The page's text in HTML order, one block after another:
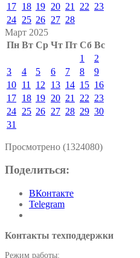
17 18 19 20 21 22 23
24 25 26 27 28
Март 2025
Пн Вт Ср Чт Пт Сб Вс
1
2
3
4 5 6 7 8
9
10 11 12 13 14 15 16
17 18 19 20 21 22 23
24 25 26 27 28 29 30
31
Просмотрено (1324080)
Поделиться:
ВКонтакте
Telegram
Контакты техподдержки
Режим работы: